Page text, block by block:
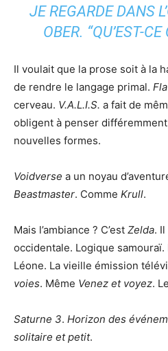
JE REGARDE DANS
OBER. “QU’EST-
Il voulait que la prose soit à la
de rendre le langage primal.
cerveau. V.A.L.I.S. a fait de
obligent à penser
nouvelles formes.
Voidverse a un noyau
Beastmaster. Comme Krull.
Mais l’ambiance ? C’est Zelda.
occidentale. Logique
Léone. La vieille émission
voies. Même Venez et voyez.
Saturne 3. Horizon des
solitaire et petit.